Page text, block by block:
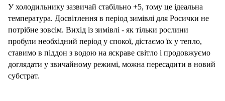
У холодильнику зазвичай стабільно +5, тому це ідеальна
температура. Досвітлення в період зимівлі для Росички не
потрібне зовсім. Вихід із зимівлі - як тільки рослини
пробули необхідний період у спокої, дістаємо їх у тепло,
ставимо в піддон з водою на яскраве світло і продовжуємо
доглядати у звичайному режимі, можна пересадити в новий
субстрат.